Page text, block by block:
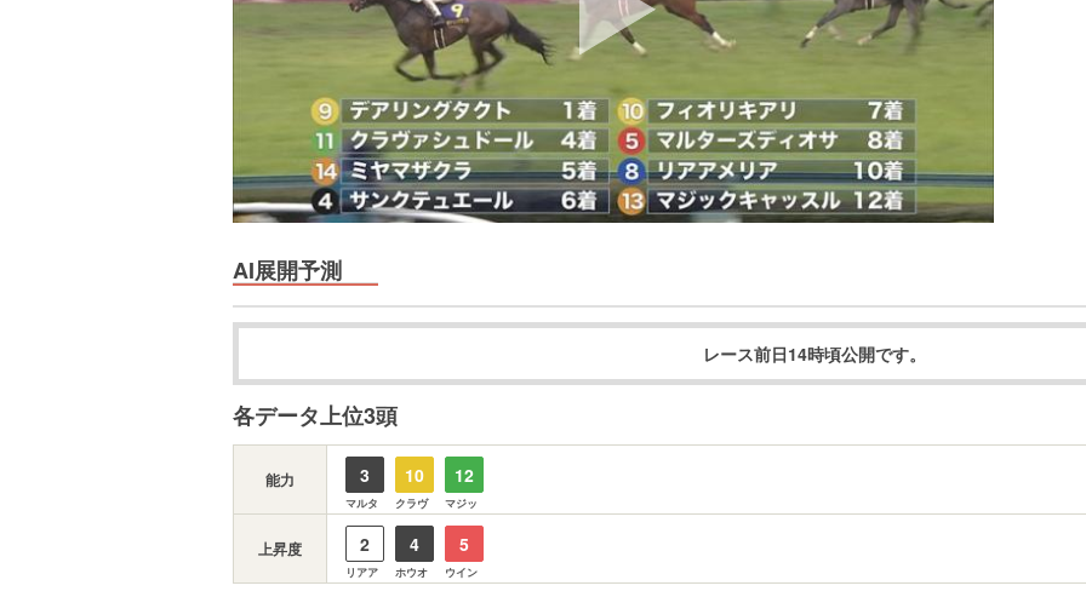
AI展開予測
レース前日14時頃公開です。
各データ上位3頭
能力 3
マルタ
10
クラヴ
12
マジッ
上昇度 2
リアア
4
ホウオ
5
ウイン